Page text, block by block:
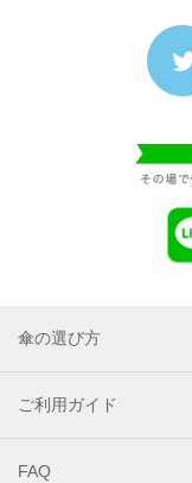
傘の選び方
ご利用ガイド
FAQ